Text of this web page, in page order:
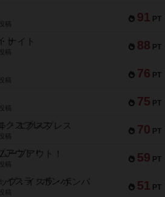
91 PT
稿
88 PT
ナイト
稿
76 PT
稿
75 PT
稿
70 PT
・エクスプレス
稿
59 PT
ーブアウト！
稿
51 PT
プ：イスラ・ボンバ
稿